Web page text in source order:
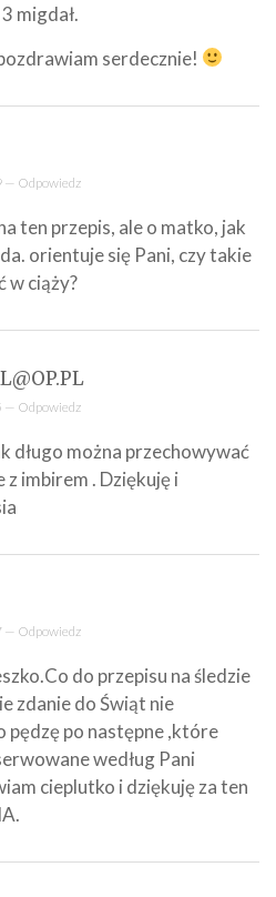
migdał.
serdecznie!
— Odpowiedz
ten przepis, ale o matko, jak
orientuje się Pani, czy takie
w ciąży?
— Odpowiedz
długo można przechowywać
imbirem . Dziękuję i
— Odpowiedz
do przepisu na śledzie
zdanie do Świąt nie
po następne ,które
według Pani
cieplutko i dziękuję za ten